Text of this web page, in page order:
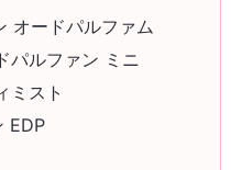
オードパルファム
パルファン ミニ
ミスト
EDP